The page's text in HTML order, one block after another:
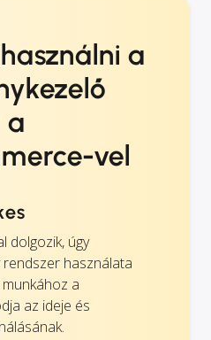
a
a
vel
dolgozik, úgy
rendszer használata
a
az ideje és